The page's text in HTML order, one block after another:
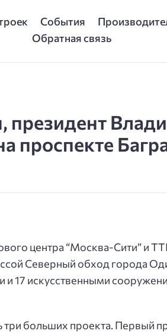
События
Обратная связь
президент
проспекте
центра “Москва-Сити”
Северный обход города
17 искусственными
три больших проекта. Первый